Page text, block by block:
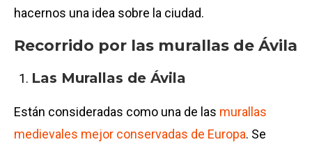
hacernos una idea sobre la ciudad.
Recorrido por las murallas de Ávila
Las Murallas de Ávila
Están consideradas como una de las murallas
medievales mejor conservadas de Europa. Se